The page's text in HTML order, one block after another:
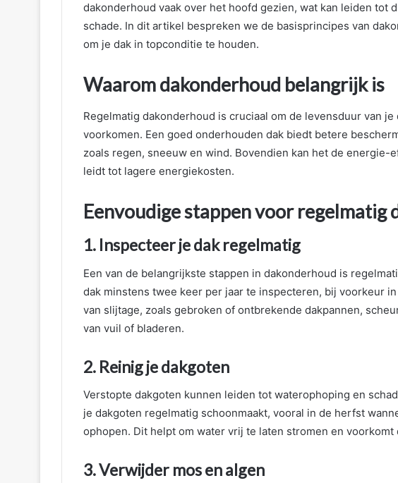
dakonderhoud vaak over het hoofd gezien, wat kan leiden tot
schade. In dit artikel bespreken we de basisprincipes van
om je dak in topconditie te houden.
Waarom dakonderhoud belangrijk is
Regelmatig dakonderhoud is cruciaal om de levensduur van
voorkomen. Een goed onderhouden dak biedt betere
zoals regen, sneeuw en wind. Bovendien kan het de
leidt tot lagere energiekosten.
Eenvoudige stappen voor regelmatig
1. Inspecteer je dak regelmatig
Een van de belangrijkste stappen in dakonderhoud is
dak minstens twee keer per jaar te inspecteren, bij voorkeur
van slijtage, zoals gebroken of ontbrekende dakpannen,
van vuil of bladeren.
2. Reinig je dakgoten
Verstopte dakgoten kunnen leiden tot waterophoping en
je dakgoten regelmatig schoonmaakt, vooral in de herfst
ophopen. Dit helpt om water vrij te laten stromen en voorkomt
3. Verwijder mos en algen